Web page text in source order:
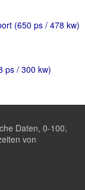
(650 ps / 478 kw)
ps / 300 kw)
Daten, 0-100,
von